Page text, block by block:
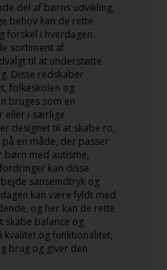
del af børns udvikling,
behov kan de rette
forskel i hverdagen.
sortiment af
til at understøtte
Disse redskaber
folkeskolen og
bruges som en
eller i særlige
designet til at skabe ro,
en måde, der passer
børn med autisme,
kan disse
sanseindtryk og
kan være fyldt med
og her kan de rette
skabe balance og
kvalitet og funktionalitet,
brug og giver den